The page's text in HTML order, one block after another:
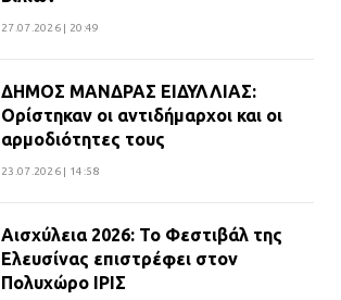
27.07.2026 | 20:49
ΔΗΜΟΣ ΜΑΝΔΡΑΣ ΕΙΔΥΛΛΙΑΣ:
Ορίστηκαν οι αντιδήμαρχοι και οι
αρμοδιότητες τους
23.07.2026 | 14:58
Αισχύλεια 2026: Το Φεστιβάλ της
Ελευσίνας επιστρέφει στον
Πολυχώρο ΙΡΙΣ